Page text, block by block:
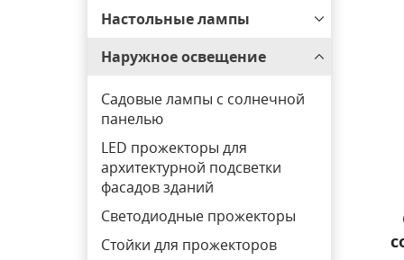
Настольные лампы
Наружное освещение
Садовые лампы с солнечной
панелью
LED прожекторы для
архитектурной подсветки
фасадов зданий
Светодиодные прожекторы
Стойки для прожекторов